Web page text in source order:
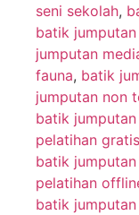
seni sekolah,
batik
jumputan
fauna, batik
jumputan non
batik
pelatihan gratis
batik
pelatihan
batik